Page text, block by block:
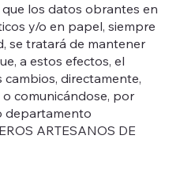
los datos obrantes en
y/o en papel, siempre
se tratará de mantener
a estos efectos, el
directamente,
comunicándose, por
departamento
ARTESANOS DE